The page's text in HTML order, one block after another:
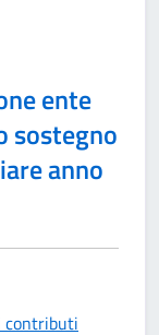
ente
sostegno
anno
contributi